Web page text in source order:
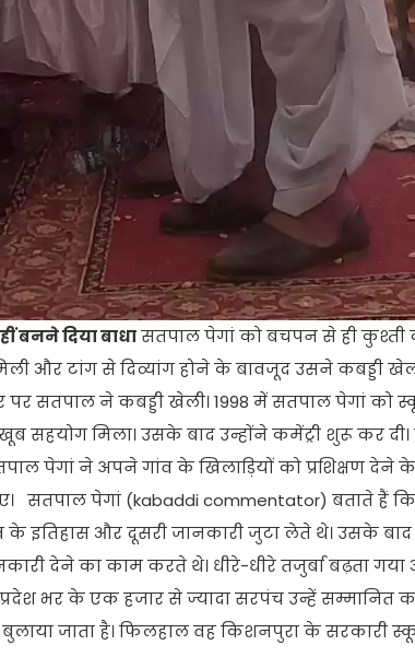
बनने दिया बाधासतपाल पेगां को बचपन से ही कुश्ती
और टांग से दिव्यांग होने के बावजूद उसने कबड्डी
पर सतपाल ने कबड्डी खेली। 1998 में सतपाल पेगां को
सहयोग मिला। उसके बाद उन्हाेंने कमेंट्री शुरू कर दी।
पेगां ने अपने गांव के खिलाड़ियों को प्रशिक्षण
सतपाल पेगां (kabaddi commentator) बताते हैं
के इतिहास और दूसरी जानकारी जुटा लेते थे। उसके
देने का काम करते थे। धीरे-धीरे तजुर्बा बढ़ता
भर के एक हजार से ज्यादा सरपंच उन्हें सम्मानित
बुलाया जाता है। फिलहाल वह किशनपुरा के सरकारी